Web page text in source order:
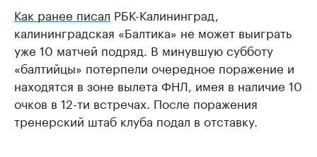
Как ранее писал РБК-Калининград,
калининградская «Балтика» не может выиграть
уже 10 матчей подряд. В минувшую субботу
«балтийцы» потерпели очередное поражение и
находятся в зоне вылета ФНЛ, имея в наличие 10
очков в 12-ти встречах. После поражения
тренерский штаб клуба подал в отставку.